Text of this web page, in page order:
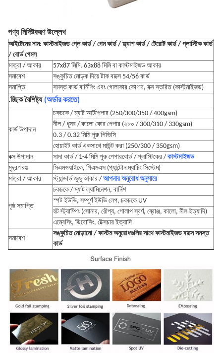
পণ্য নির্দিষ্টকরণ উল্লেখ
আইটেমের নাম: কাস্টমাইজড প্লে কার্ড / গেম কার্ড / ফ্ল্যাশ কার্ড / টেরোট কার্ড / প্লাস্টিক কার্ড
/ বোর্ড গেমস
মাত্রা / আকার
57x87 মিমি, 63x88 মিমি বা কাস্টমাইজড আকার
সমাবেশ
সঙ্কুচিত মোড়ক দিয়ে টাক বাক্সে 54/56 কার্ড
সমাপ্তি
সমস্ত কার্ড বার্নিশিং এবং গোলাকার কোণার, বক্স স্তরিত (কাস্টমাইজড)
.চ্ছিক বৈশিষ্ট্য (অর্ডার করতে)
কার্ড উপাদান
চকচকে / ম্যাট আর্টপেপার (250/300/350 / 400gsm)
নীল / ধূসর / কালো কোর পেপার (২৮০ / 300/310 / 330gsm)
0.3 / 0.32 মিমি পুরু পিভিসি
হোয়াইট কার্ড একসাথে মাউন্ট করা (250/300 / 350gsm)
বক্স উপাদান
সাদা কার্ড / 1-4 মিমি পুরু পেপারবোর্ড / প্লাস্টিকের / কাস্টমাইজড
মুদ্রণ রঙ
সিএমওয়াইকে, পিএমএস (প্যান্টোন ম্যাচিং সিস্টেম)
মাত্রা / আকার
স্ট্যান্ডার্ড জুজু আকার / আপনার অনুরোধ অনুসারে
পৃষ্ঠ সমাপ্তি
চকচকে / ম্যাট ল্যামিনেশন, বার্নিশ
স্পট ইউভি, সম্পূর্ণ ইউভি লেপ, চকচকে UV
হট স্ট্যাম্পিং (সোনার, রৌপ্য, গোলাপ স্বর্ণ, ব্রোঞ্জ, কালো, নীল ইত্যাদি)
এম্বেসিং, ডিবোসিং, টেক্সচার ইত্যাদি
সমাবেশ
সঙ্কুচিত মোড়ানো / কাস্টম অনুরোধগুলির সাথে কাস্টমাইজড বাক্সে সমস্ত
কার্ড